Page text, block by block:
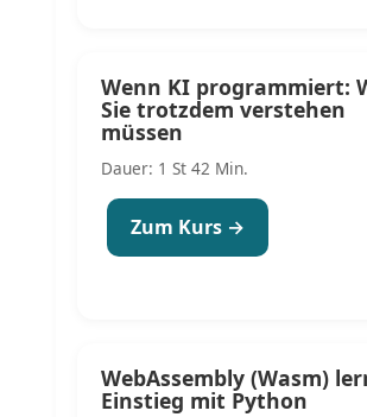
Wenn KI programmiert:
Sie trotzdem verstehen
müssen
Dauer: 1 St 42 Min.
Zum Kurs →
WebAssembly (Wasm)
Einstieg mit Python